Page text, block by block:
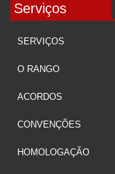
Serviços
SERVIÇOS
O RANGO
ACORDOS
CONVENÇÕES
HOMOLOGAÇÃO